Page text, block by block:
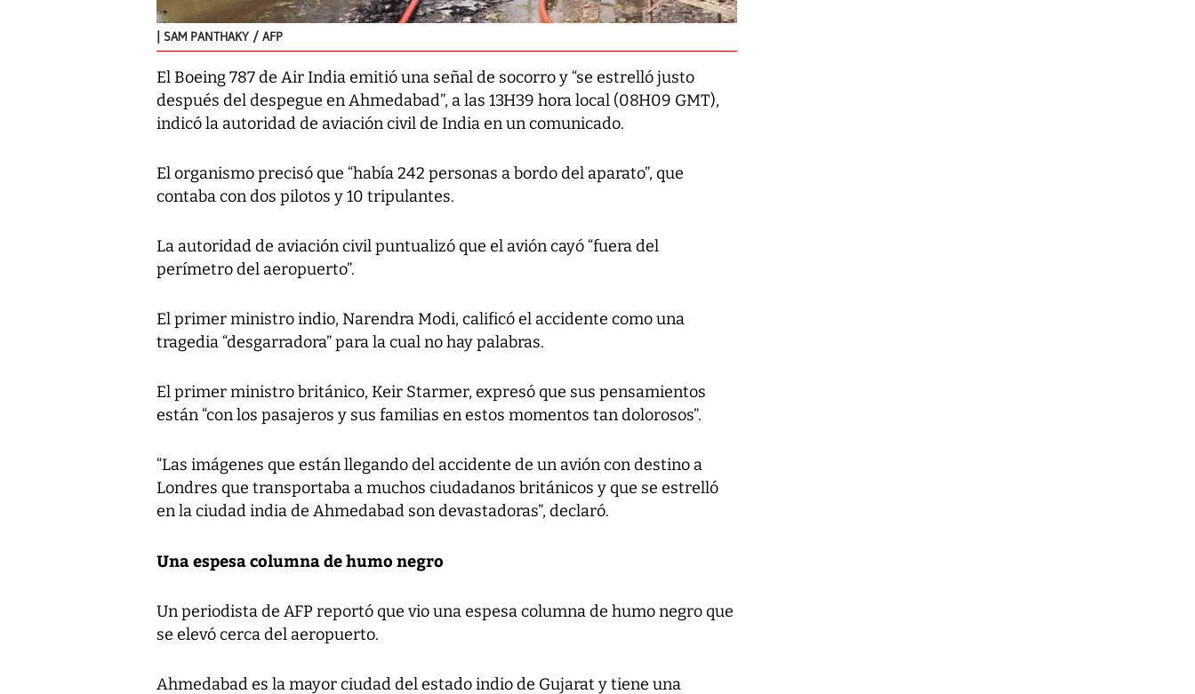
SAM PANTHAKY / AFP
El Boeing 787 de Air India emitió una señal de socorro y “se estrelló justo
después del despegue en Ahmedabad”, a las 13H39 hora local (08H09 GMT),
indicó la autoridad de aviación civil de India en un comunicado.
El organismo precisó que “había 242 personas a bordo del aparato”, que
contaba con dos pilotos y 10 tripulantes.
La autoridad de aviación civil puntualizó que el avión cayó “fuera del
perímetro del aeropuerto”.
El primer ministro indio, Narendra Modi, calificó el accidente como una
tragedia “desgarradora” para la cual no hay palabras.
El primer ministro británico, Keir Starmer, expresó que sus pensamientos
están “con los pasajeros y sus familias en estos momentos tan dolorosos”.
“Las imágenes que están llegando del accidente de un avión con destino a
Londres que transportaba a muchos ciudadanos británicos y que se estrelló
en la ciudad india de Ahmedabad son devastadoras”, declaró.
Una espesa columna de humo negro
Un periodista de AFP reportó que vio una espesa columna de humo negro que
se elevó cerca del aeropuerto.
Ahmedabad es la mayor ciudad del estado indio de Gujarat y tiene una